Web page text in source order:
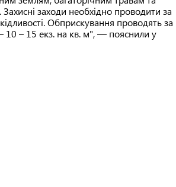
заходи необхідно проводити за
Обприскування проводять за
10 – 15 екз. на кв. м", — пояснили у